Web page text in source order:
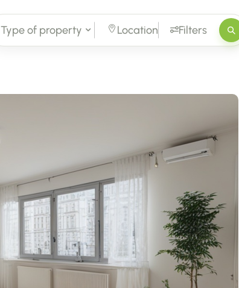
Type of property Location Filters